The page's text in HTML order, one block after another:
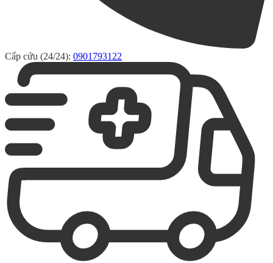
Cấp cứu (24/24): 0901793122